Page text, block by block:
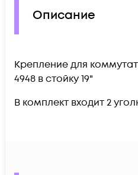
Описание
Крепление для
4948 в стойку 19"
В комплект входит 2